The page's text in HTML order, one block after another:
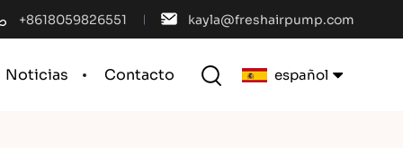
+8618059826551 kayla@freshairpump.com
Noticias Contacto español